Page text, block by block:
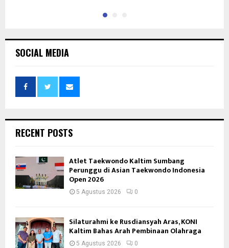
SOCIAL MEDIA
RECENT POSTS
Atlet Taekwondo Kaltim Sumbang
Perunggu di Asian Taekwondo Indonesia
Open 2026
5 Agustus 2026 0
Silaturahmi ke Rusdiansyah Aras, KONI
Kaltim Bahas Arah Pembinaan Olahraga
5 Agustus 2026 0